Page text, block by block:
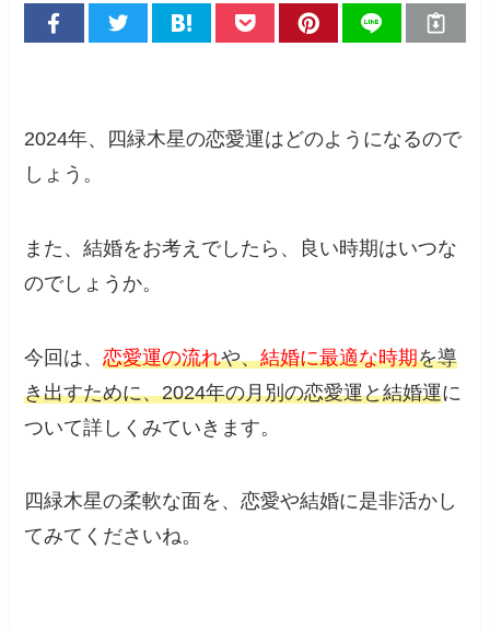
2024年、四緑木星の恋愛運はどのようになるので
しょう。
また、結婚をお考えでしたら、良い時期はいつな
のでしょうか。
今回は、恋愛運の流れや、結婚に最適な時期を導
き出すために、2024年の月別の恋愛運と結婚運に
ついて詳しくみていきます。
四緑木星の柔軟な面を、恋愛や結婚に是非活かし
てみてくださいね。